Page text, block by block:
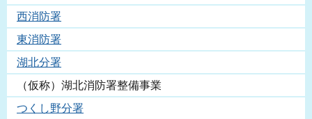
西消防署
東消防署
湖北分署
（仮称）湖北消防署整備事業
つくし野分署